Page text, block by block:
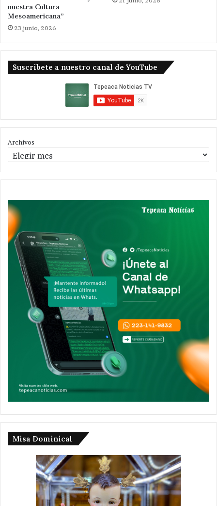
nuestra Cultura
Mesoamericana”
23 junio, 2026
Suscribete a nuestro canal de YouTube
Archivos
Misa Dominical